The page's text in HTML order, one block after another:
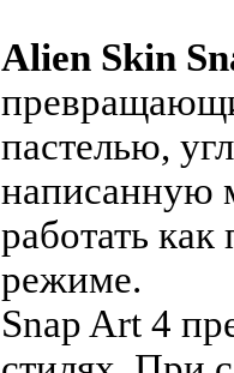
Alien Skin
пастелью,
написанную
работать
режиме.
Snap Art 4